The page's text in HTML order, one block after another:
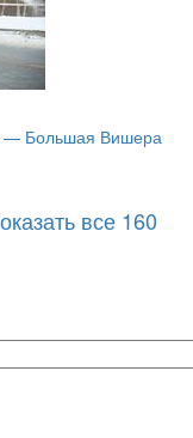
— Большая Вишера
все 160